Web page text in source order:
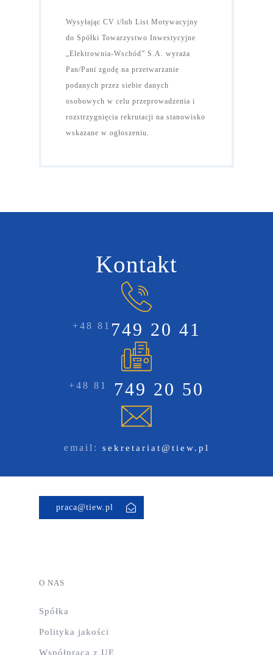
Wysyłając CV i/lub List Motywacyjny
do Spółki Towarzystwo Inwestycyjne
„Elektrownia-Wschód” S.A. wyraża
Pan/Pani zgodę na przetwarzanie
podanych przez siebie danych
osobowych w celu przeprowadzenia i
rozstrzygnięcia rekrutacji na stanowisko
wskazane w ogłoszeniu.
Kontakt
+48 81 749 20 41
+48 81 749 20 50
email: sekretariat@tiew.pl
praca@tiew.pl
O NAS
Spółka
Polityka jakości
Współpraca z UE